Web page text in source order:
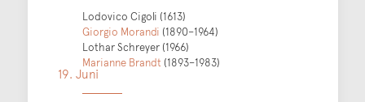
Lodovico Cigoli (1613)
Giorgio Morandi (1890–1964)
Lothar Schreyer (1966)
Marianne Brandt (1893–1983)
19. Juni